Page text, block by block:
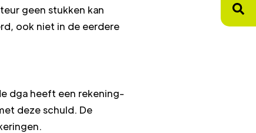
geen stukken kan
ook niet in de eerdere
dga heeft een rekening-
deze schuld. De